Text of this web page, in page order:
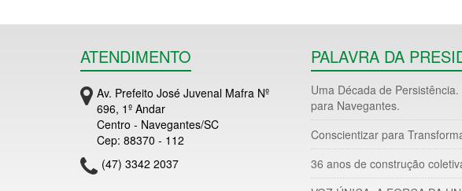
ATENDIMENTO
Av. Prefeito José Juvenal Mafra Nº
696, 1º Andar
Centro - Navegantes/SC
Cep: 88370 - 112
(47) 3342 2037
PALAVRA DA
Uma Década de
para Navegantes.
Conscientizar para
36 anos de construção